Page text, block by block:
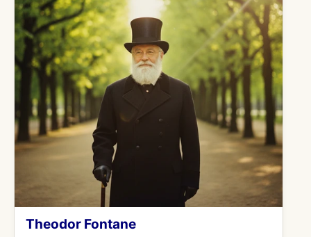
Theodor Fontane